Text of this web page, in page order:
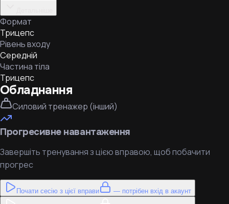
Формат
Трицепс
Рівень входу
Середній
Частина тіла
Трицепс
Обладнання
Силовий тренажер (інший)
Прогресивне навантаження
Завершіть тренування з цією вправою, щоб побачити
прогрес
Почати сесію з цієї вправи — потрібен вхід в акаунт